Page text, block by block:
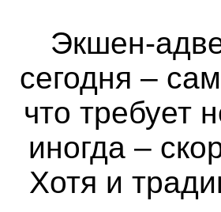
Экшен-
сегодня –
что требует
иногда –
Хотя и